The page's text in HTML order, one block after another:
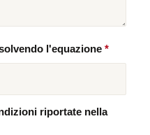
l'equazione *
riportate nella